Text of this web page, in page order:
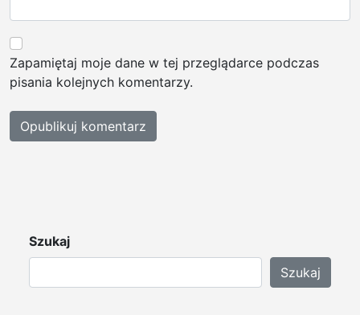
Zapamiętaj moje dane w tej przeglądarce podczas
pisania kolejnych komentarzy.
Szukaj
Szukaj